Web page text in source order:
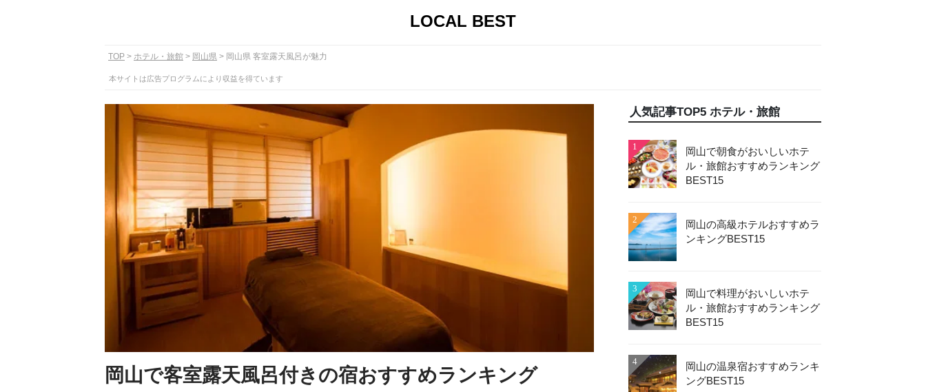
LOCAL BEST
TOP ホテル・旅館 岡山県 岡山県 客室露天風呂が魅力
本サイトは広告プログラムにより収益を得ています
岡山で客室露天風呂付きの宿おすすめランキング
人気記事TOP5 ホテル・旅館
1
岡山で朝食がおいしいホテ
ル・旅館おすすめランキング
BEST15
2
岡山の高級ホテルおすすめラ
ンキングBEST15
3
岡山で料理がおいしいホテ
ル・旅館おすすめランキング
BEST15
4
岡山の温泉宿おすすめランキ
ングBEST15